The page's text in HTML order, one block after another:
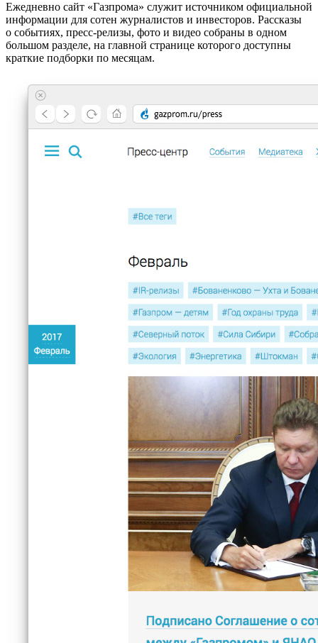
Ежедневно сайт «Газпрома» служит источником официальной
информации для сотен журналистов и инвесторов. Рассказы
о событиях, пресс-релизы, фото и видео собраны в одном
большом разделе, на главной странице которого доступны
краткие подборки по месяцам.